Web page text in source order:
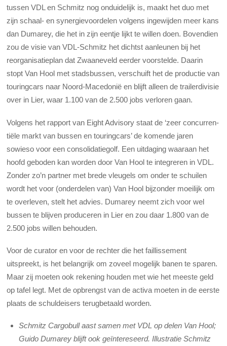
tussen VDL en Schmitz nog onduidelijk is, maakt het duo met
zijn schaal- en synergievoordelen volgens ingewijden meer kans
dan Dumarey, die het in zijn eentje lijkt te willen doen. Bovendien
zou de visie van VDL-Schmitz het dichtst aanleunen bij het
reorga­nisatieplan dat Zwaaneveld eerder voorstelde. Daarin
stopt Van Hool met stadsbussen, verschuift het de productie van
touringcars naar Noord-Macedonië en blijft alleen de trailerdivisie
over in Lier, waar 1.100 van de 2.500 jobs verloren gaan.
Volgens het rapport van Eight Advisory staat de ‘zeer concurren­
tiële markt van bussen en touringcars’ de komende jaren
sowieso voor een consolidatiegolf. Een uitdaging waaraan het
hoofd geboden kan worden door Van Hool te integreren in VDL.
Zonder zo’n partner met brede vleugels om onder te schuilen
wordt het voor (onderdelen van) Van Hool bijzonder moeilijk om
te overleven, stelt het advies. Dumarey neemt zich voor wel
bussen te blijven produ­ceren in Lier en zou daar 1.800 van de
2.500 jobs willen behouden.
Voor de curator en voor de rechter die het faillissement
uitspreekt, is het belangrijk om zoveel mogelijk banen te sparen.
Maar zij moeten ook rekening houden met wie het meeste geld
op tafel legt. Met de opbrengst van de activa moeten in de eerste
plaats de schuldeisers terugbetaald worden.
Schmitz Cargobull aast samen met VDL op delen Van Hool;
Guido Dumarey blijft ook geïntereseerd. Illustratie Schmitz